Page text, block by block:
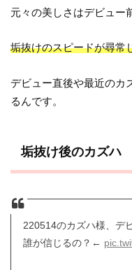
元々の美しさはデビュー
垢抜けのスピードが尋常
デビュー直後や最近のカ
るんです。
垢抜け後のカズハ
220514のカズハ様、デ
誰が信じるの？←